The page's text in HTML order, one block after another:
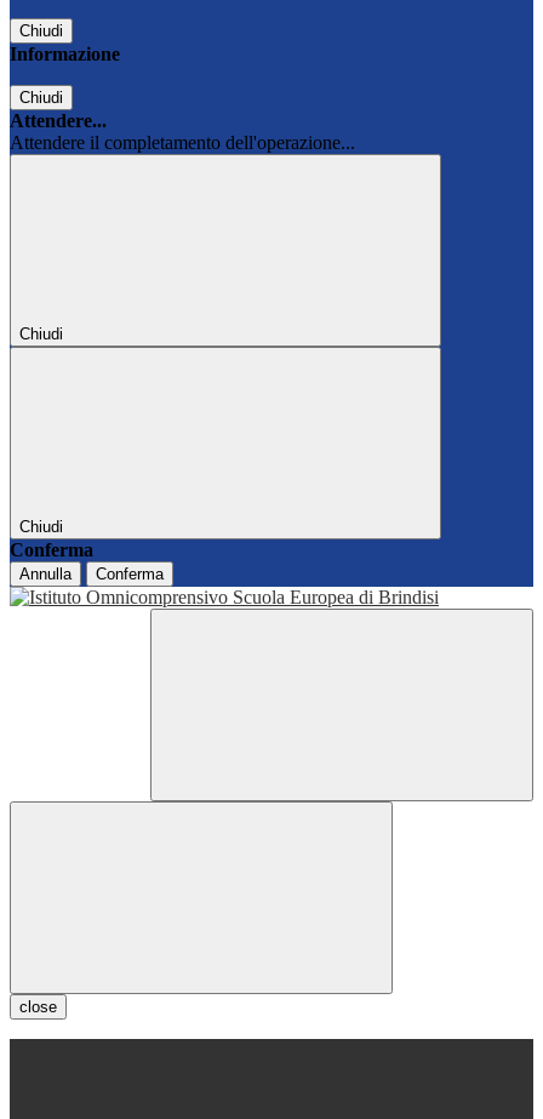
Chiudi
Informazione
Chiudi
Attendere...
Attendere il completamento dell'operazione...
Chiudi
Chiudi
Conferma
Annulla Conferma
close